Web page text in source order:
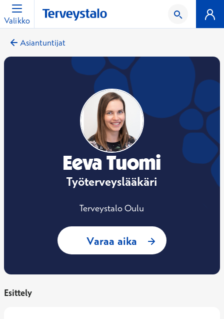
Valikko
Asiantuntijat
Eeva Tuomi
Työterveyslääkäri
Terveystalo Oulu
Varaa aika : Eeva Tuomi,
Esittely